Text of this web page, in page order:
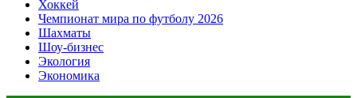
Хоккей
Чемпионат мира по футболу 2026
Шахматы
Шоу-бизнес
Экология
Экономика